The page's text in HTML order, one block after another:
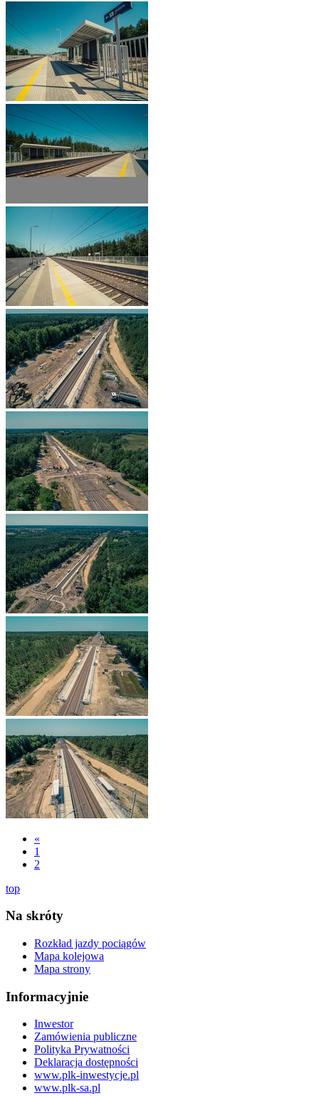
«
1
2
top
Na skróty
Rozkład jazdy pociągów
Mapa kolejowa
Mapa strony
Informacyjnie
Inwestor
Zamówienia publiczne
Polityka Prywatności
Deklaracja dostępności
www.plk-inwestycje.pl
www.plk-sa.pl